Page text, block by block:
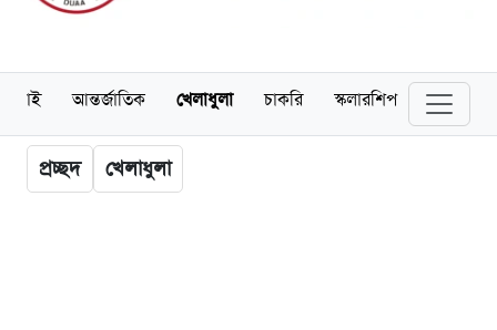
আন্তর্জাতিক খেলাধুলা চাকরি স্কলারশিপ বিনোদন
প্রচ্ছদ খেলাধুলা